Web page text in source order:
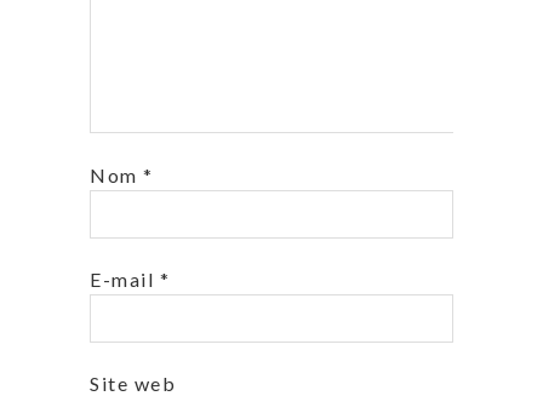
Nom *
E-mail *
Site web